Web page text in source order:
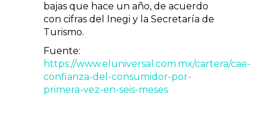
bajas que hace un año, de acuerdo
con cifras del Inegi y la Secretaría de
Turismo.
Fuente:
https://www.eluniversal.com.mx/cartera/cae-
confianza-del-consumidor-por-
primera-vez-en-seis-meses